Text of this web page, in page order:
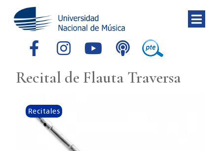
Recital de Flauta Traversa
Recitales